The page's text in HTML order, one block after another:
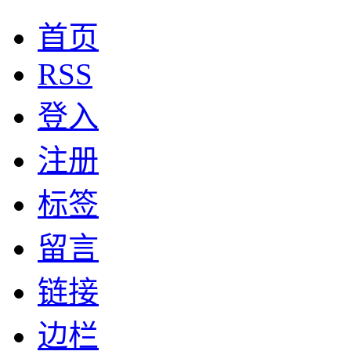
首页
RSS
登入
注册
标签
留言
链接
边栏